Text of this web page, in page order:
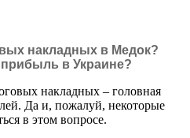
накладных в Медок?
прибыль в Украине?
накладных – головная
Да и, пожалуй, некоторые
в этом вопросе.